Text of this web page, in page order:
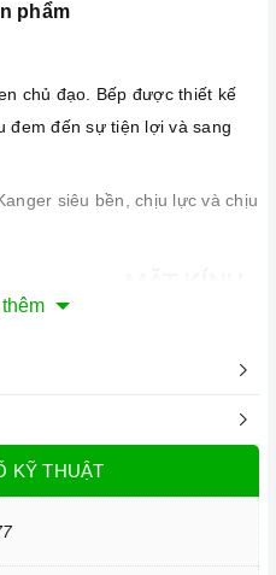
phẩm
chủ đạo. Bếp được thiết kế
đem đến sự tiện lợi và sang
siêu bền, chịu lực và chịu
KỸ THUẬT